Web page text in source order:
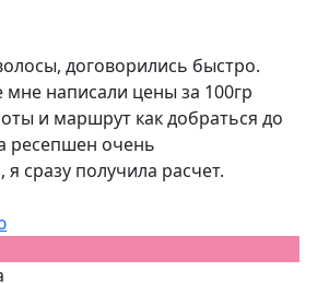
договорились быстро.
мне написали цены за 100гр
и маршрут как добраться до
ресепшен очень
сразу получила расчет.